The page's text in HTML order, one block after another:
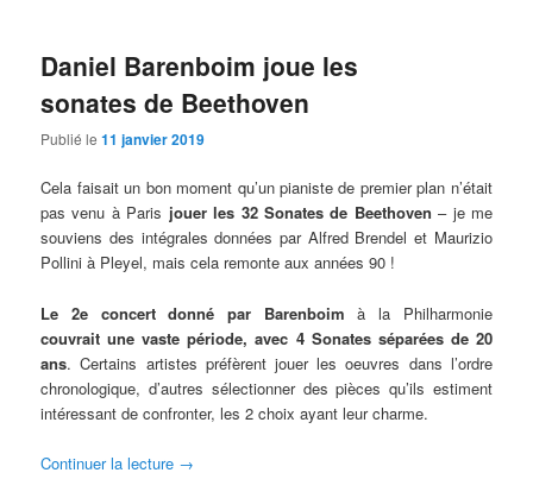
Daniel Barenboim joue les
sonates de Beethoven
Publié le11 janvier 2019
Cela faisait un bon moment qu’un pianiste de premier plan n’était
pas venu à Paris jouer les 32 Sonates de Beethoven – je me
souviens des intégrales données par Alfred Brendel et Maurizio
Pollini à Pleyel, mais cela remonte aux années 90 !
Le 2e concert donné par Barenboim à la Philharmonie
couvrait une vaste période, avec 4 Sonates séparées de 20
ans. Certains artistes préfèrent jouer les oeuvres dans l’ordre
chronologique, d’autres sélectionner des pièces qu’ils estiment
intéressant de confronter, les 2 choix ayant leur charme.
Continuer la lecture →